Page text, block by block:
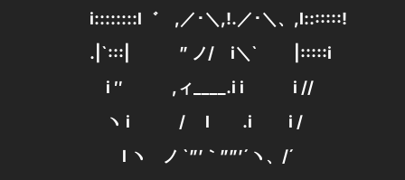
i::::::::l゛ ,／･＼,!.／･＼、,l:::::::!
.|`:::| ” ノ/ i＼` |:::::i
i ″ ,ィ____.i i i //
ヽ i / l .i i /
l ヽ ノ `”’｀””’´ヽ、/´